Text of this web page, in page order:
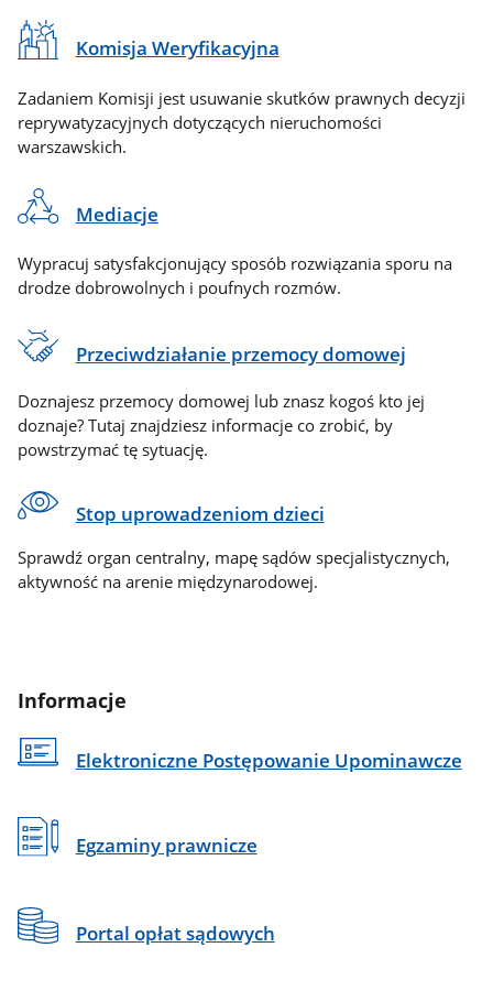
Komisja Weryfikacyjna
Zadaniem Komisji jest usuwanie skutków prawnych decyzji
reprywatyzacyjnych dotyczących nieruchomości
warszawskich.
Mediacje
Wypracuj satysfakcjonujący sposób rozwiązania sporu na
drodze dobrowolnych i poufnych rozmów.
Przeciwdziałanie przemocy domowej
Doznajesz przemocy domowej lub znasz kogoś kto jej
doznaje? Tutaj znajdziesz informacje co zrobić, by
powstrzymać tę sytuację.
Stop uprowadzeniom dzieci
Sprawdź organ centralny, mapę sądów specjalistycznych,
aktywność na arenie międzynarodowej.
Informacje
Elektroniczne Postępowanie Upominawcze
Egzaminy prawnicze
Portal opłat sądowych